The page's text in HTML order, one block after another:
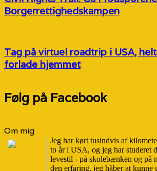
Borgerrettighedskampen
Tag på virtuel roadtrip i USA,
forlade hjemmet
Følg på Facebook
Om mig
Jeg har kørt tusindvis af
to år i USA, og jeg har studeret
levestil - på skolebænken og på
den erfaring, jeg håber at kunne